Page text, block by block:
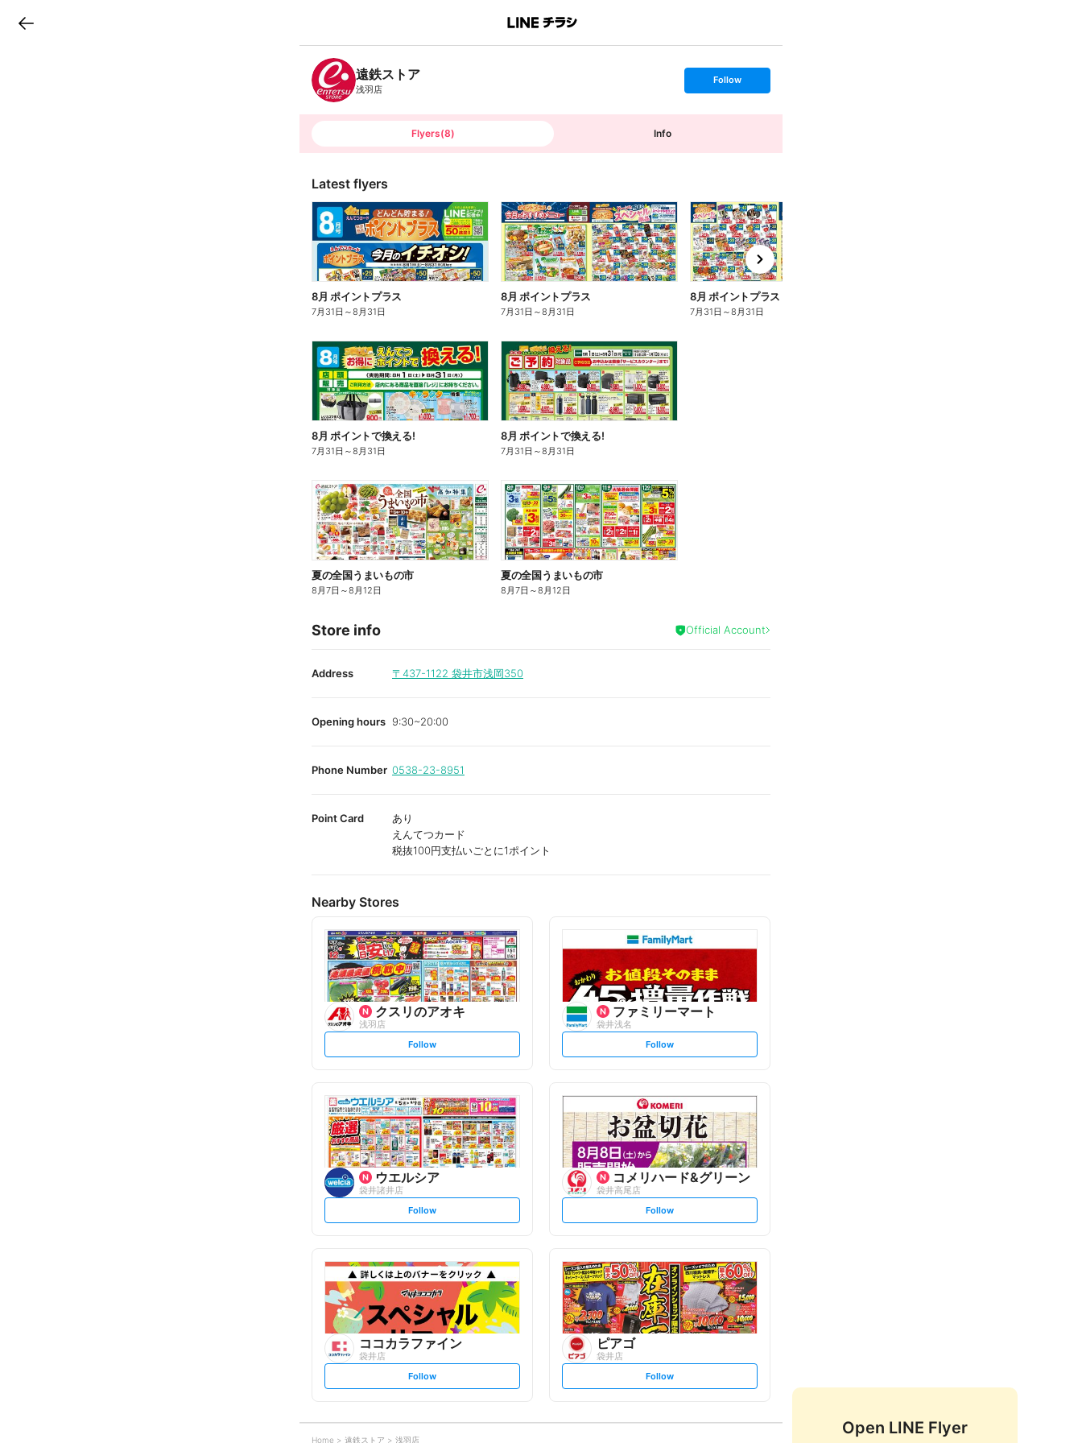
B
n
c
h
T
遠鉄ストア
浅羽店
s
t
o
Follow
Flyers(8) Info
Latest flyers
8月 ポイントプラス
7月31日 ～8月31日
8月 ポイントプラス
7月31日 ～8月31日
8月 ポイントプラス
7月31日 ～8月31日
n
e
x
t
8月 ポイントで換える!
7月31日 ～8月31日
8月 ポイントで換える!
7月31日 ～8月31日
夏の全国うまいもの市
8月7日 ～8月12日
夏の全国うまいもの市
8月7日 ～8月12日
Store info Official Account
Address 〒437-1122 袋井市浅岡350
Opening hours 9:30~20:00
Phone Number 0538-23-8951
Point Card
あり
えんてつカード
税抜100円支払いごとに1ポイント
Nearby Stores
クスリのアオキ
浅羽店
s
t
l
o
w
Follow
ファミリーマート
袋井浅名
s
t
l
o
w
Follow
ウエルシア
袋井諸井店
s
t
l
o
w
Follow
コメリハード&グリーン
袋井高尾店
s
t
l
o
w
Follow
ココカラファイン
袋井店
s
t
o
Follow
ピアゴ
袋井店
s
t
Follow
Open LINE Flyer
Home 遠鉄ストア 浅羽店